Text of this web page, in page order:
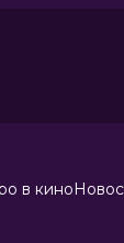
в кино